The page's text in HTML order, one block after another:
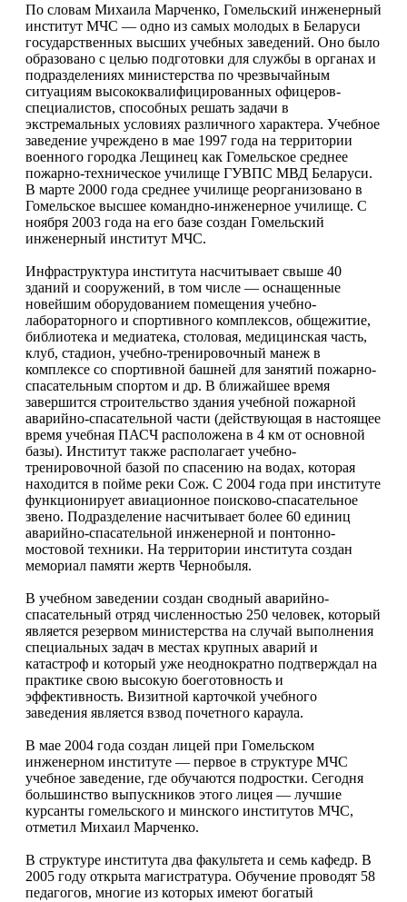
По словам Михаила Марченко, Гомельский инженерный
институт МЧС — одно из самых молодых в Беларуси
государственных высших учебных заведений. Оно было
образовано с целью подготовки для службы в органах и
подразделениях министерства по чрезвычайным
ситуациям высококвалифицированных офицеров-
специалистов, способных решать задачи в
экстремальных условиях различного характера. Учебное
заведение учреждено в мае 1997 года на территории
военного городка Лещинец как Гомельское среднее
пожарно-техническое училище ГУВПС МВД Беларуси.
В марте 2000 года среднее училище реорганизовано в
Гомельское высшее командно-инженерное училище. С
ноября 2003 года на его базе создан Гомельский
инженерный институт МЧС.
Инфраструктура института насчитывает свыше 40
зданий и сооружений, в том числе — оснащенные
новейшим оборудованием помещения учебно-
лабораторного и спортивного комплексов, общежитие,
библиотека и медиатека, столовая, медицинская часть,
клуб, стадион, учебно-тренировочный манеж в
комплексе со спортивной башней для занятий пожарно-
спасательным спортом и др. В ближайшее время
завершится строительство здания учебной пожарной
аварийно-спасательной части (действующая в настоящее
время учебная ПАСЧ расположена в 4 км от основной
базы). Институт также располагает учебно-
тренировочной базой по спасению на водах, которая
находится в пойме реки Сож. С 2004 года при институте
функционирует авиационное поисково-спасательное
звено. Подразделение насчитывает более 60 единиц
аварийно-спасательной инженерной и понтонно-
мостовой техники. На территории института создан
мемориал памяти жертв Чернобыля.
В учебном заведении создан сводный аварийно-
спасательный отряд численностью 250 человек, который
является резервом министерства на случай выполнения
специальных задач в местах крупных аварий и
катастроф и который уже неоднократно подтверждал на
практике свою высокую боеготовность и
эффективность. Визитной карточкой учебного
заведения является взвод почетного караула.
В мае 2004 года создан лицей при Гомельском
инженерном институте — первое в структуре МЧС
учебное заведение, где обучаются подростки. Сегодня
большинство выпускников этого лицея — лучшие
курсанты гомельского и минского институтов МЧС,
отметил Михаил Марченко.
В структуре института два факультета и семь кафедр. В
2005 году открыта магистратура. Обучение проводят 58
педагогов, многие из которых имеют богатый